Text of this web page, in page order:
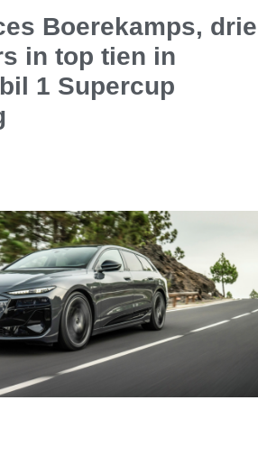
Boerekamps, drie
in top tien in
1 Supercup